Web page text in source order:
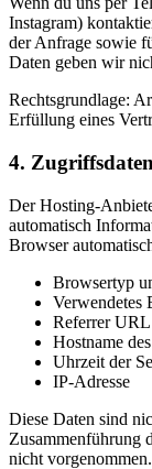
Instagram)
der Anfrage sowie
Daten geben wir
Rechtsgrundlage:
Erfüllung eines
4.
Der Hosting-
automatisch
Browser
Browsertyp
Verwendetes
Referrer URL
Hostname
Uhrzeit der
IP-Adresse
Diese Daten sind
Zusammenführung
nicht vorgenommen.